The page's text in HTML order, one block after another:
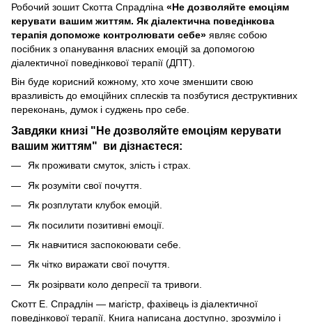
Робочий зошит Скотта Спрадліна «Не дозволяйте емоціям
керувати вашим життям. Як діалектична поведінкова
терапія допоможе контролювати себе» являє собою
посібник з опанування власних емоцій за допомогою
діалектичної поведінкової терапії (ДПТ).
Він буде корисний кожному, хто хоче зменшити свою
вразливість до емоційних сплесків та позбутися деструктивних
переконань, думок і суджень про себе.
Завдяки книзі "Не дозволяйте емоціям керувати
вашим життям" ви дізнаєтеся:
Як проживати смуток, злість і страх.
Як розуміти свої почуття.
Як розплутати клубок емоцій.
Як посилити позитивні емоції.
Як навчитися заспокоювати себе.
Як чітко виражати свої почуття.
Як розірвати коло депресії та тривоги.
Скотт Е. Спрадлін — магістр, фахівець із діалектичної
поведінкової терапії. Книга написана доступно, зрозуміло і